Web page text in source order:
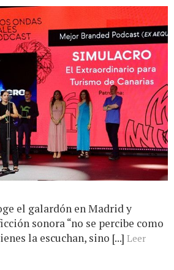
el galardón en Madrid y
sonora “no se percibe como
la escuchan, sino [...] Leer